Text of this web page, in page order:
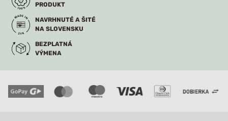
PRODUKT
NAVRHNUTÉ A ŠITÉ
NA SLOVENSKU
BEZPLATNÁ
VÝMENA